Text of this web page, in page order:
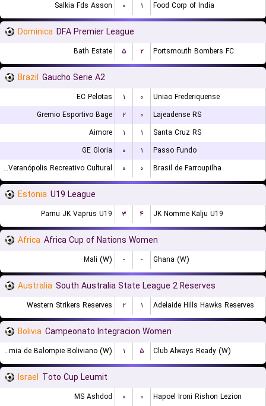
Salkia Fds Asson ۰ ۱ Food Corp of India
Dominica DFA Premier League
Bath Estate ۵ ۲ Portsmouth Bombers FC
Brazil Gaucho Serie A2
EC Pelotas ۱ ۰
Uniao Frederiquense
Gremio Esportivo Bage
۲ ۰
Lajeadense RS
Aimore
۱ ۱
Santa Cruz RS
GE Gloria
۰ ۱
Passo Fundo
EC Veranópolis Recreativo Cultural
۰ ۰ Brasil de Farroupilha
Estonia U19 League
Parnu JK Vaprus U19 ۳ ۴ JK Nomme Kalju U19
Africa Africa Cup of Nations Women
Mali (W) - - Ghana (W)
Australia South Australia State League 2 Reserves
Western Strikers Reserves ۲ ۱ Adelaide Hills Hawks Reserves
Bolivia Campeonato Integracion Women
Academia de Balompie Boliviano (W) ۱ ۵ Club Always Ready (W)
Israel Toto Cup Leumit
MS Ashdod ۰ ۰
Hapoel Ironi Rishon Lezion